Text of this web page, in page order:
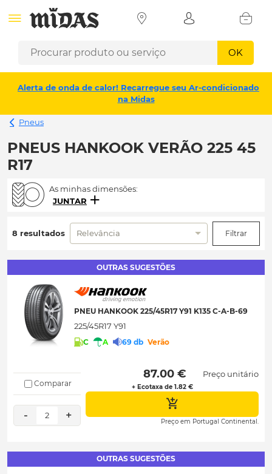
OK
Alerta de onda de calor! Recarregue seu Ar-condicionado
na Midas
Pneus
PNEUS HANKOOK VERÃO 225 45
R17
As minhas dimensões:
JUNTAR
8 resultados Relevância Filtrar
OUTRAS SUGESTÕES
PNEU HANKOOK 225/45R17 Y91 K135 C-A-B-69
225/45R17 Y91
C A 69 db Verão
Comparar
- 2 +
87.00 €
+ Ecotaxa de 1.82 €
Preço unitário
Preço em Portugal Continental.
OUTRAS SUGESTÕES